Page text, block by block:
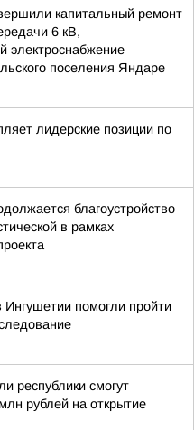
капитальный ремонт
6 кВ,
электроснабжение
поселения Яндаре
лидерские позиции по
благоустройство
в рамках
помогли пройти
республики смогут
рублей на открытие